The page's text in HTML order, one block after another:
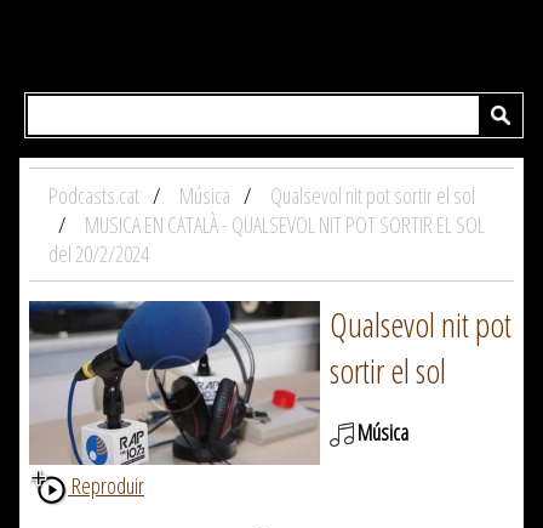
Podcasts.cat Música
Qualsevol nit pot sortir el sol
MUSICA EN CATALÀ - QUALSEVOL NIT POT SORTIR EL SOL
del 20/2/2024
Qualsevol nit pot
sortir el sol
Música
Reproduir